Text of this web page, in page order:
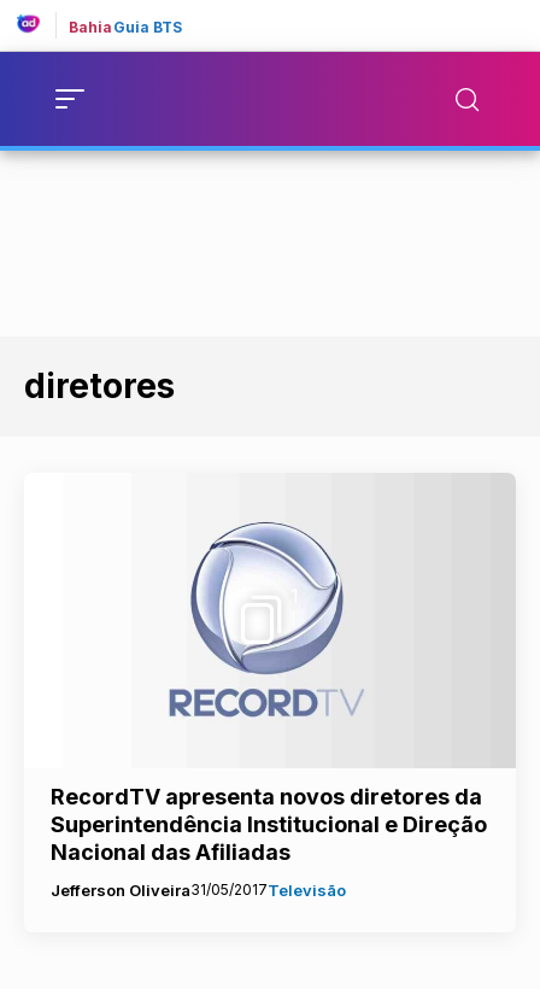
Bahia Guia BTS
diretores
RecordTV apresenta novos diretores da
Superintendência Institucional e Direção
Nacional das Afiliadas
Jefferson Oliveira31/05/2017Televisão